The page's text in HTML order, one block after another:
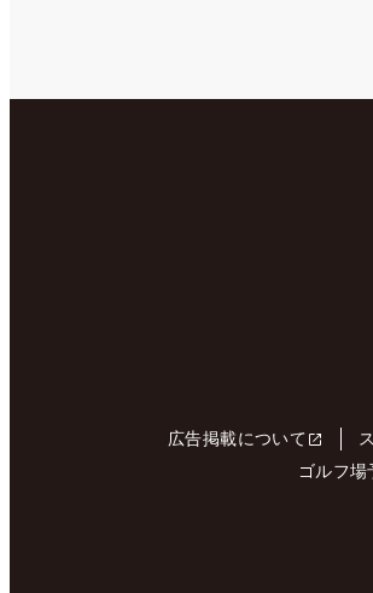
広告掲載について
ゴルフ